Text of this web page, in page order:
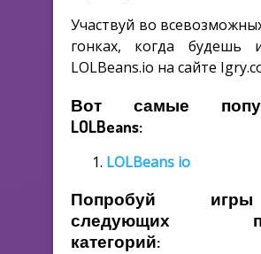
Участвуй во
гонках, когда будешь
LOLBeans.io на сайте
Вот самые
LOLBeans:
LOLBeans io
Попробуй
следующих
категорий: